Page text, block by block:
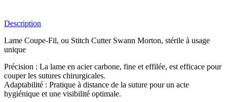
Description
Lame Coupe-Fil, ou Stitch Cutter Swann Morton, stérile à usage
unique
Précision : La lame en acier carbone, fine et effilée, est efficace pour
couper les sutures chirurgicales.
Adaptabilité : Pratique à distance de la suture pour un acte
hygiénique et une visibilité optimale.